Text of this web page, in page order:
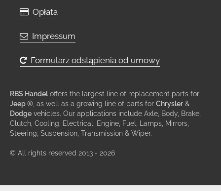
Opłata
Impressum
Formularz odstąpienia od umowy
RBS Handel offers the largest line of replacement parts for
Jeep ®, as well as a growing line of parts for Chrysler &
Dodge vehicles. Our applications include Axle, Body, Brake,
Clutch, Cooling, Electrical, Engine, Fuel, Lamps, Mirrors,
Steering, Suspension, Transmission & Wiper.
© All rights reserved 2013 - 2026